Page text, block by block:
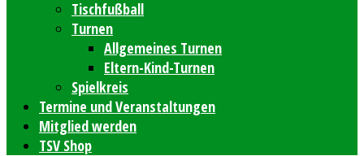
Tischfußball
Turnen
Allgemeines Turnen
Eltern-Kind-Turnen
Spielkreis
Termine und Veranstaltungen
Mitglied werden
TSV Shop